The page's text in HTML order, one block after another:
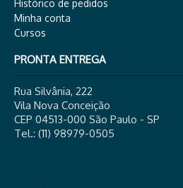
Histórico de pedidos
Minha conta
Cursos
PRONTA ENTREGA
Rua Silvânia, 222
Vila Nova Conceição
CEP 04513-000 São Paulo - SP
Tel.: (11) 98979-0505